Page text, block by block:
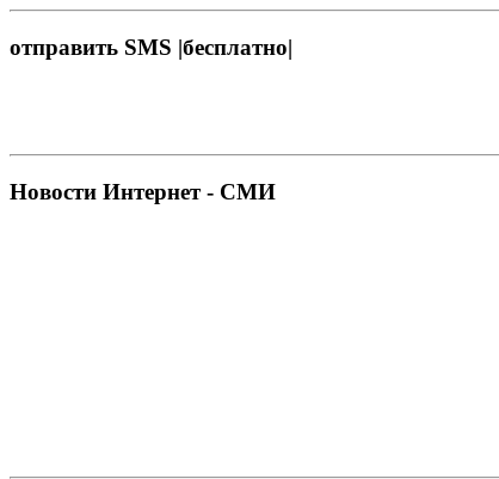
отправить SMS |бесплатно|
Новости Интернет - СМИ